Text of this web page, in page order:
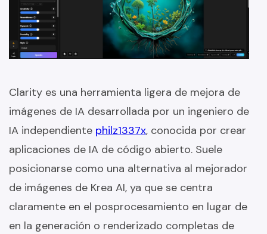
Clarity es una herramienta ligera de mejora de
imágenes de IA desarrollada por un ingeniero de
IA independiente philz1337x, conocida por crear
aplicaciones de IA de código abierto. Suele
posicionarse como una alternativa al mejorador
de imágenes de Krea AI, ya que se centra
claramente en el posprocesamiento en lugar de
en la generación o renderizado completas de